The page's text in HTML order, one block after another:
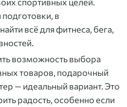
в
всё для фитнеса, бега,
возможность выбора
товаров, подарочный
— идеальный вариант. Это
радость, особенно если